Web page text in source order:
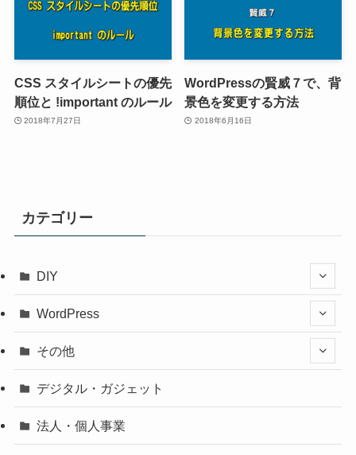
CSS スタイルシートの優先
順位と !important のルール
2018年7月27日
WordPressの賢威７で、背
景色を変更する方法
2018年6月16日
カテゴリー
DIY
WordPress
その他
デジタル・ガジェット
法人・個人事業